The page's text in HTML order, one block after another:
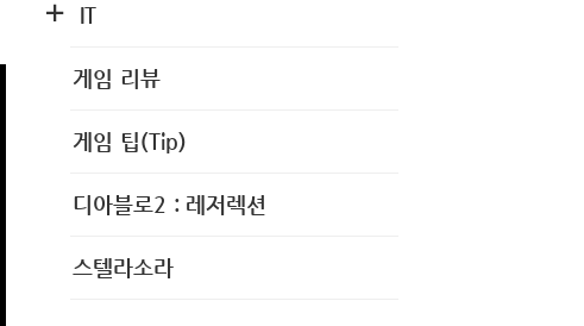
IT
게임 리뷰
게임 팁(Tip)
디아블로2 : 레저렉션
스텔라소라